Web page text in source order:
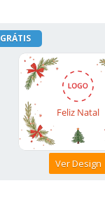
GRÁTIS
Ver Design